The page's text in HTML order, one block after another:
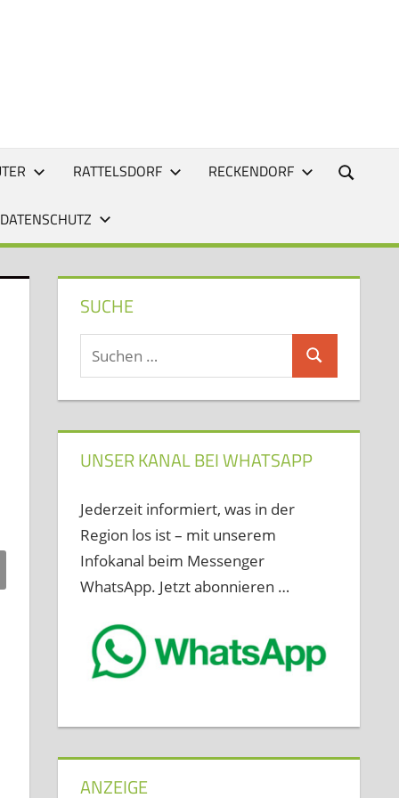
RATTELSDORF RECKENDORF
SUCHE
Suchen
nach:
Suchen
UNSER KANAL BEI WHATSAPP
Jederzeit informiert, was in der
Region los ist – mit unserem
Infokanal beim Messenger
WhatsApp. Jetzt abonnieren …
ANZEIGE